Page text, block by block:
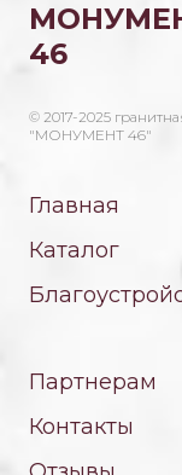
46
© 2017-2025
"МОНУМЕНТ 46"
Главная
Каталог
Партнерам
Контакты